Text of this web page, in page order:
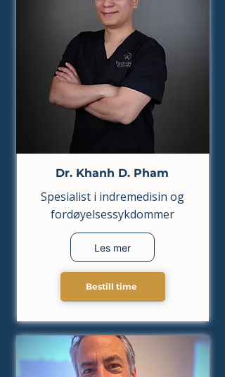
Dr. Khanh D. Pham
Spesialist i indremedisin og
fordøyelsessykdommer
Les mer
Bestill time